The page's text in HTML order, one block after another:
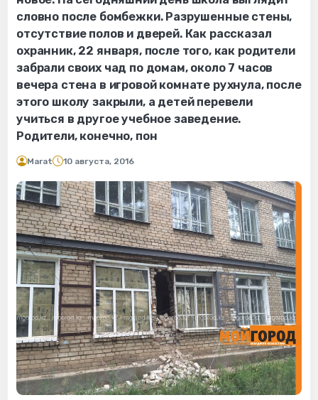
словно после бомбежки. Разрушенные стены,
отсутствие полов и дверей. Как рассказал
охранник, 22 января, после того, как родители
забрали своих чад по домам, около 7 часов
вечера стена в игровой комнате рухнула, после
этого школу закрыли, а детей перевели
учиться в другое учебное заведение.
Родители, конечно, пон
Marat 10 августа, 2016